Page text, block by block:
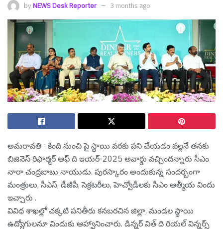
by NEWS Desk Reporter 3 months ago
అమ‌రావ‌తి : కింది నుంచి పై స్థాయి వ‌ర‌కు ప‌ని చేయ‌డం వ‌ల్ల‌నే త‌న‌కు
బిజినెస్ రిఫార్మర్ ఆఫ్ ది ఇయర్-2025 అవార్డు వ‌చ్చింద‌న్నారు సీఎం
నారా చంద్ర‌బాబు నాయుడు. పుర‌స్కారం అందుకున్న సంద‌ర్బంగా
మంత్రులు, సీఎస్, డీజీపీ, సెక్రటరీలు, హెచ్వోడీలకు సీఎం ఆత్మీయ విందు
ఇచ్చారు .
వివిధ శాఖల్లో చక్కటి పనితీరు కనబరచిన జిల్లా, మండల స్థాయి
ఉద్యోగులనూ విందుకు ఆహ్వానించారు. డిన్నర్ విత్ ది రియల్ విన్నర్స్